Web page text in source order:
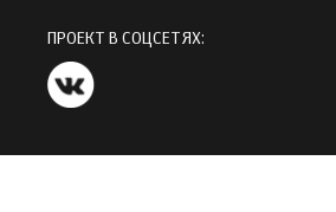
ПРОЕКТ В СОЦСЕТЯХ: